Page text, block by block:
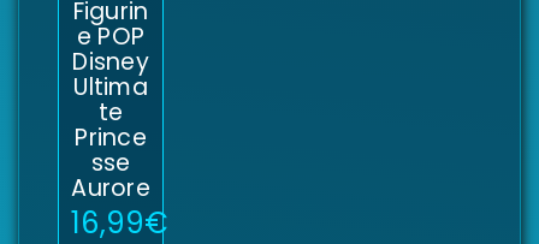
Figurin
e POP
Disney
Ultima
te
Prince
sse
Aurore
16,99€